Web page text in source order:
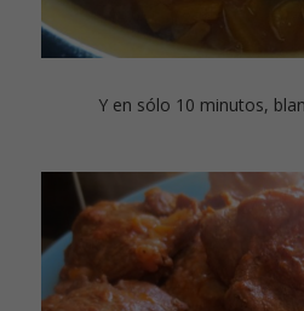
Y en sólo 10 minutos,